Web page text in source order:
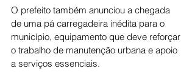
O prefeito também anunciou a chegada
de uma pá carregadeira inédita para o
município, equipamento que deve reforçar
o trabalho de manutenção urbana e apoio
a serviços essenciais.